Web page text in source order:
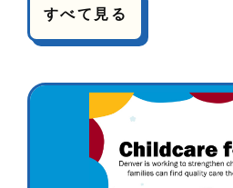
すべて見る